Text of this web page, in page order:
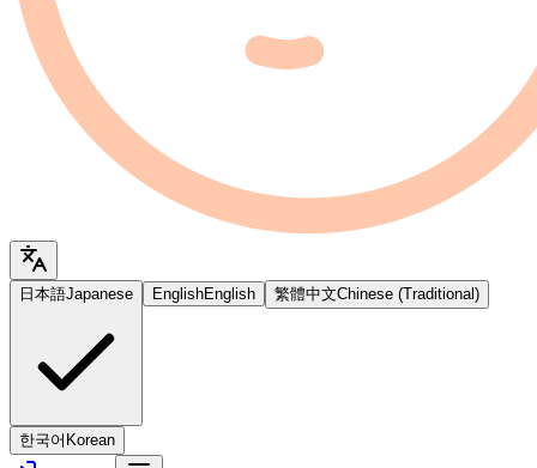
日本語Japanese EnglishEnglish 繁體中文Chinese (Traditional)
한국어 Korean